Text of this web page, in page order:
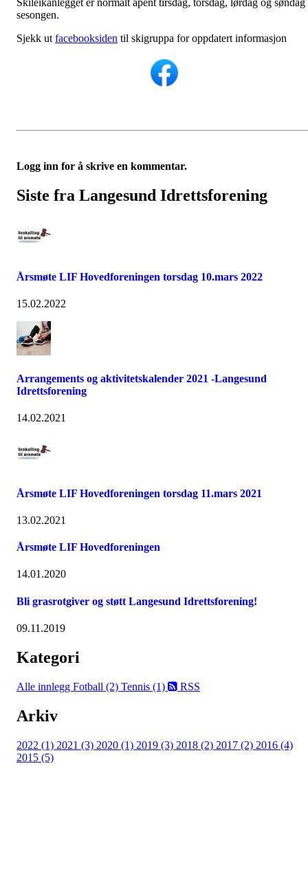
Skileikanlegget er normalt åpent tirsdag, torsdag, lørdag og søndag
sesongen.
Sjekk utfacebooksiden til skigruppa for oppdatert informasjon
Logg inn for å skrive en kommentar.
Siste fra Langesund Idrettsforening
Årsmøte LIF Hovedforeningen torsdag 10.mars 2022
15.02.2022
Arrangements og aktivitetskalender 2021 -Langesund
Idrettsforening
14.02.2021
Årsmøte LIF Hovedforeningen torsdag 11.mars 2021
13.02.2021
Årsmøte LIF Hovedforeningen
14.01.2020
Bli grasrotgiver og støtt Langesund Idrettsforening!
09.11.2019
Kategori
Alle innlegg Fotball (2) Tennis (1) RSS
Arkiv
2022 (1) 2021 (3) 2020 (1) 2019 (3) 2018 (2) 2017 (2) 2016 (4)
2015 (5)